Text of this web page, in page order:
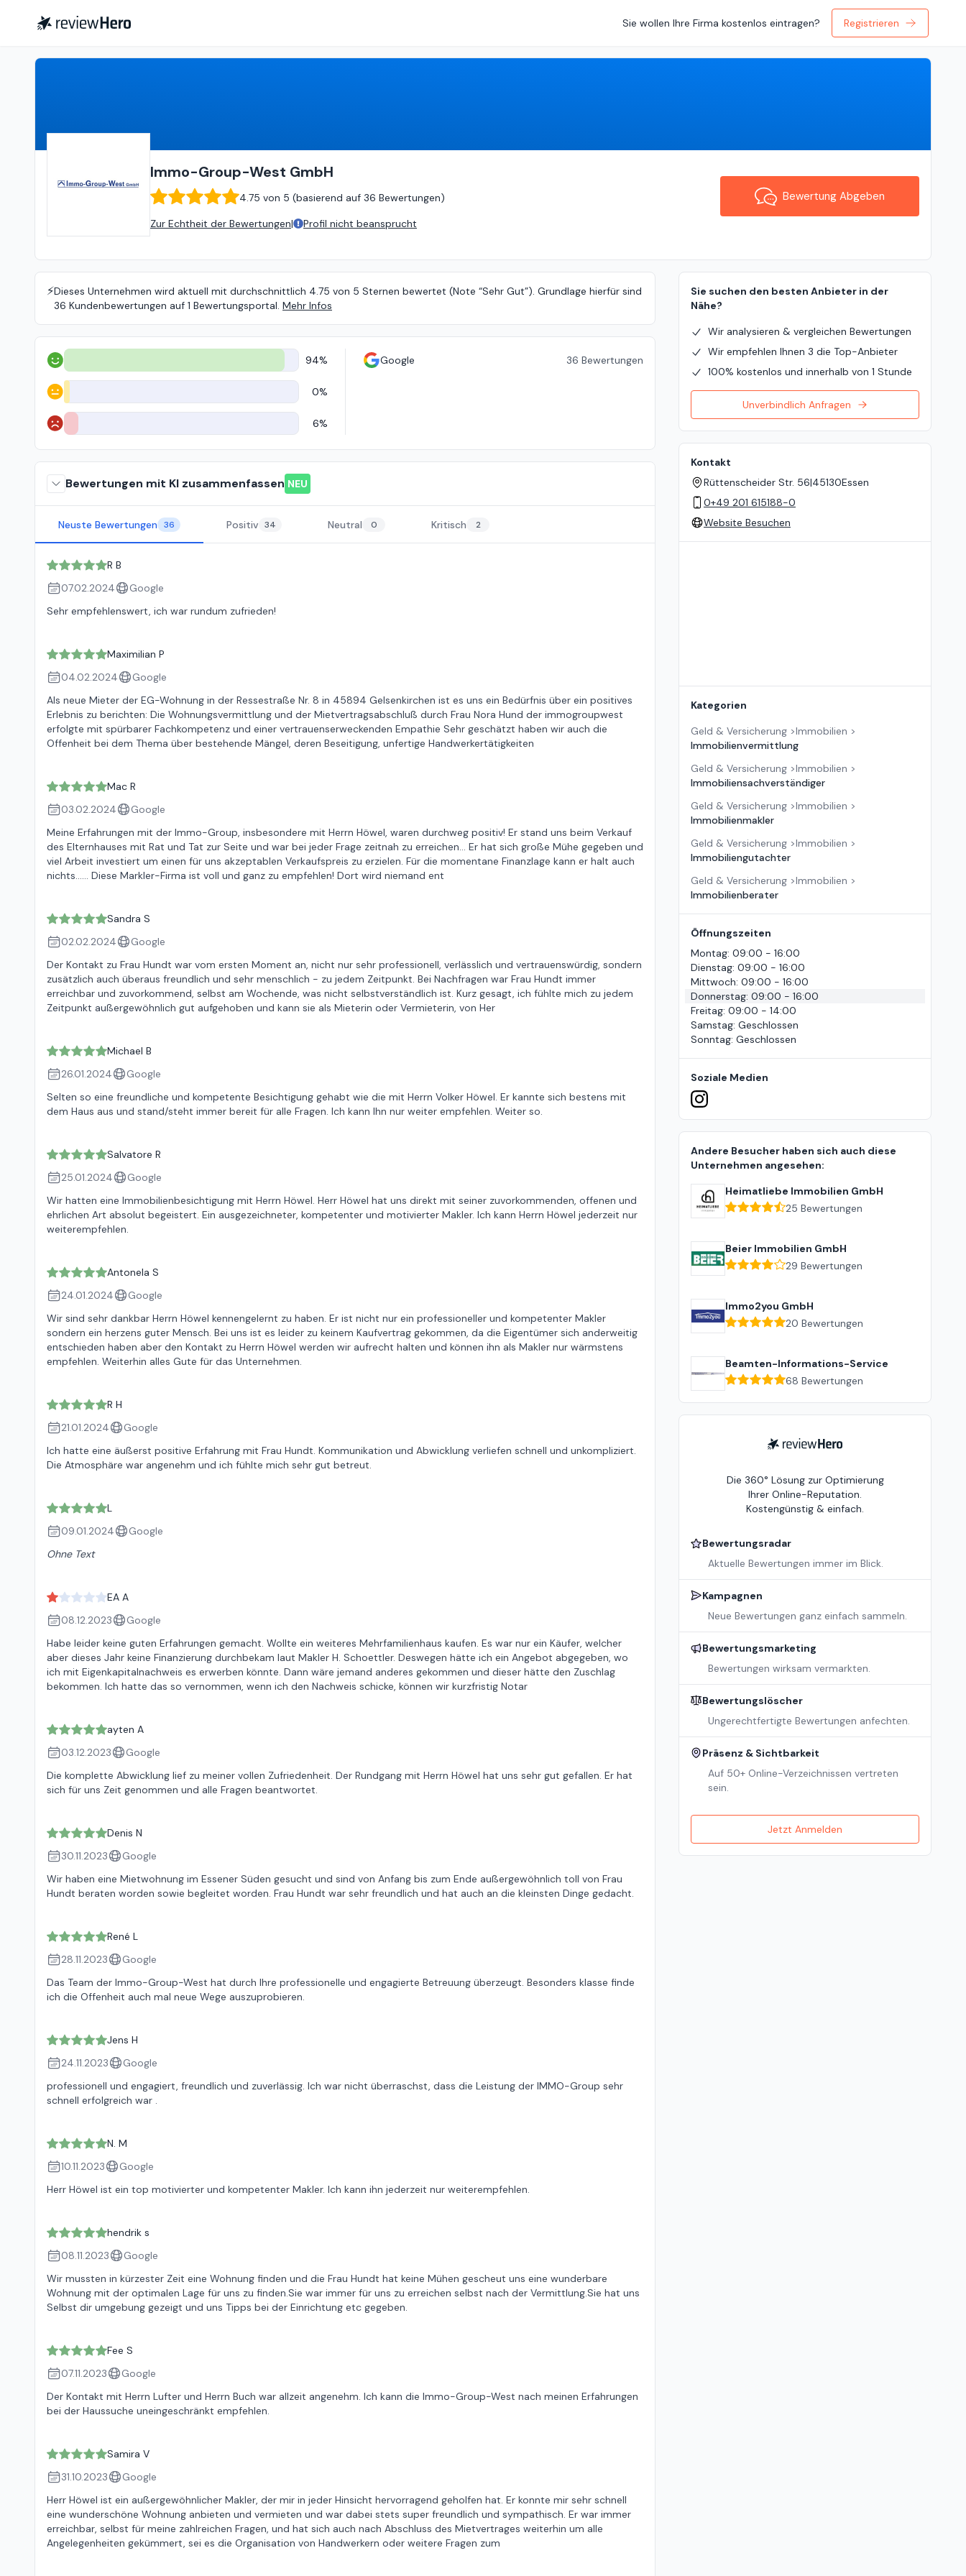
Sie wollen Ihre Firma kostenlos eintragen? Registrieren
Immo-Group-West GmbH
4.75 von 5 (basierend auf 36 Bewertungen)
Zur Echtheit der Bewertungen| Profil nicht beansprucht
Bewertung Abgeben
⚡️Dieses Unternehmen wird aktuell mit durchschnittlich 4.75 von 5 Sternen bewertet (Note “Sehr Gut”). Grundlage hierfür sind
36 Kundenbewertungen auf 1 Bewertungsportal. Mehr Infos
Positiv 94%
Neutral 0%
Negativ 6%
Google 36 Bewertungen
Bewertungen mit KI zusammenfassen NEU
Neuste Bewertungen 36 Positiv 34 Neutral 0 Kritisch 2
R B
07.02.2024
Google
Sehr empfehlenswert, ich war rundum zufrieden!
Maximilian P
04.02.2024
Google
Als neue Mieter der EG-Wohnung in der Ressestraße Nr. 8 in 45894 Gelsenkirchen ist es uns ein Bedürfnis über ein positives
Erlebnis zu berichten: Die Wohnungsvermittlung und der Mietvertragsabschluß durch Frau Nora Hund der immogroupwest
erfolgte mit spürbarer Fachkompetenz und einer vertrauenserweckenden Empathie Sehr geschätzt haben wir auch die
Offenheit bei dem Thema über bestehende Mängel, deren Beseitigung, unfertige Handwerkertätigkeiten
Mac R
03.02.2024
Google
Meine Erfahrungen mit der Immo-Group, insbesondere mit Herrn Höwel, waren durchweg positiv! Er stand uns beim Verkauf
des Elternhauses mit Rat und Tat zur Seite und war bei jeder Frage zeitnah zu erreichen… Er hat sich große Mühe gegeben und
viel Arbeit investiert um einen für uns akzeptablen Verkaufspreis zu erzielen. Für die momentane Finanzlage kann er halt auch
nichts…… Diese Markler-Firma ist voll und ganz zu empfehlen! Dort wird niemand ent
Sandra S
02.02.2024
Google
Der Kontakt zu Frau Hundt war vom ersten Moment an, nicht nur sehr professionell, verlässlich und vertrauenswürdig, sondern
zusätzlich auch überaus freundlich und sehr menschlich - zu jedem Zeitpunkt. Bei Nachfragen war Frau Hundt immer
erreichbar und zuvorkommend, selbst am Wochende, was nicht selbstverständlich ist. Kurz gesagt, ich fühlte mich zu jedem
Zeitpunkt außergewöhnlich gut aufgehoben und kann sie als Mieterin oder Vermieterin, von Her
Michael B
26.01.2024
Google
Selten so eine freundliche und kompetente Besichtigung gehabt wie die mit Herrn Volker Höwel. Er kannte sich bestens mit
dem Haus aus und stand/steht immer bereit für alle Fragen. Ich kann Ihn nur weiter empfehlen. Weiter so.
Salvatore R
25.01.2024
Google
Wir hatten eine Immobilienbesichtigung mit Herrn Höwel. Herr Höwel hat uns direkt mit seiner zuvorkommenden, offenen und
ehrlichen Art absolut begeistert. Ein ausgezeichneter, kompetenter und motivierter Makler. Ich kann Herrn Höwel jederzeit nur
weiterempfehlen.
Antonela S
24.01.2024
Google
Wir sind sehr dankbar Herrn Höwel kennengelernt zu haben. Er ist nicht nur ein professioneller und kompetenter Makler
sondern ein herzens guter Mensch. Bei uns ist es leider zu keinem Kaufvertrag gekommen, da die Eigentümer sich anderweitig
entschieden haben aber den Kontakt zu Herrn Höwel werden wir aufrecht halten und können ihn als Makler nur wärmstens
empfehlen. Weiterhin alles Gute für das Unternehmen.
R H
21.01.2024
Google
Ich hatte eine äußerst positive Erfahrung mit Frau Hundt. Kommunikation und Abwicklung verliefen schnell und unkompliziert.
Die Atmosphäre war angenehm und ich fühlte mich sehr gut betreut.
L
09.01.2024
Google
Ohne Text
EA A
08.12.2023
Google
Habe leider keine guten Erfahrungen gemacht. Wollte ein weiteres Mehrfamilienhaus kaufen. Es war nur ein Käufer, welcher
aber dieses Jahr keine Finanzierung durchbekam laut Makler H. Schoettler. Deswegen hätte ich ein Angebot abgegeben, wo
ich mit Eigenkapitalnachweis es erwerben könnte. Dann wäre jemand anderes gekommen und dieser hätte den Zuschlag
bekommen. Ich hatte das so vernommen, wenn ich den Nachweis schicke, können wir kurzfristig Notar
ayten A
03.12.2023
Google
Die komplette Abwicklung lief zu meiner vollen Zufriedenheit. Der Rundgang mit Herrn Höwel hat uns sehr gut gefallen. Er hat
sich für uns Zeit genommen und alle Fragen beantwortet.
Denis N
30.11.2023
Google
Wir haben eine Mietwohnung im Essener Süden gesucht und sind von Anfang bis zum Ende außergewöhnlich toll von Frau
Hundt beraten worden sowie begleitet worden. Frau Hundt war sehr freundlich und hat auch an die kleinsten Dinge gedacht.
René L
28.11.2023
Google
Das Team der Immo-Group-West hat durch Ihre professionelle und engagierte Betreuung überzeugt. Besonders klasse finde
ich die Offenheit auch mal neue Wege auszuprobieren.
Jens H
24.11.2023
Google
professionell und engagiert, freundlich und zuverlässig. Ich war nicht überraschst, dass die Leistung der IMMO-Group sehr
schnell erfolgreich war .
N. M
10.11.2023
Google
Herr Höwel ist ein top motivierter und kompetenter Makler. Ich kann ihn jederzeit nur weiterempfehlen.
hendrik s
08.11.2023
Google
Wir mussten in kürzester Zeit eine Wohnung finden und die Frau Hundt hat keine Mühen gescheut uns eine wunderbare
Wohnung mit der optimalen Lage für uns zu finden.Sie war immer für uns zu erreichen selbst nach der Vermittlung.Sie hat uns
Selbst dir umgebung gezeigt und uns Tipps bei der Einrichtung etc gegeben.
Fee S
07.11.2023
Google
Der Kontakt mit Herrn Lufter und Herrn Buch war allzeit angenehm. Ich kann die Immo-Group-West nach meinen Erfahrungen
bei der Haussuche uneingeschränkt empfehlen.
Samira V
31.10.2023
Google
Herr Höwel ist ein außergewöhnlicher Makler, der mir in jeder Hinsicht hervorragend geholfen hat. Er konnte mir sehr schnell
eine wunderschöne Wohnung anbieten und vermieten und war dabei stets super freundlich und sympathisch. Er war immer
erreichbar, selbst für meine zahlreichen Fragen, und hat sich auch nach Abschluss des Mietvertrages weiterhin um alle
Angelegenheiten gekümmert, sei es die Organisation von Handwerkern oder weitere Fragen zum
Sie suchen den besten Anbieter in der
Nähe?
Wir analysieren & vergleichen Bewertungen
Wir empfehlen Ihnen 3 die Top-Anbieter
100% kostenlos und innerhalb von 1 Stunde
Unverbindlich Anfragen
Kontakt
Rüttenscheider Str. 56|45130Essen
0+49 201 615188-0
Website Besuchen
Kategorien
Geld & Versicherung >Immobilien >
Immobilienvermittlung
Geld & Versicherung >Immobilien >
Immobiliensachverständiger
Geld & Versicherung >Immobilien >
Immobilienmakler
Geld & Versicherung >Immobilien >
Immobiliengutachter
Geld & Versicherung >Immobilien >
Immobilienberater
Öffnungszeiten
Montag: 09:00 - 16:00
Dienstag: 09:00 - 16:00
Mittwoch: 09:00 - 16:00
Donnerstag: 09:00 - 16:00
Freitag: 09:00 - 14:00
Samstag: Geschlossen
Sonntag: Geschlossen
Soziale Medien
Andere Besucher haben sich auch diese
Unternehmen angesehen:
Heimatliebe Immobilien GmbH
25 Bewertungen
Beier Immobilien GmbH
29 Bewertungen
Immo2you GmbH
20 Bewertungen
Beamten-Informations-Service
68 Bewertungen
ReviewHero
Die 360° Lösung zur Optimierung
Ihrer Online-Reputation.
Kostengünstig & einfach.
Bewertungsradar
Aktuelle Bewertungen immer im Blick.
Kampagnen
Neue Bewertungen ganz einfach sammeln.
Bewertungsmarketing
Bewertungen wirksam vermarkten.
Bewertungslöscher
Ungerechtfertigte Bewertungen anfechten.
Präsenz & Sichtbarkeit
Auf 50+ Online-Verzeichnissen vertreten
sein.
Jetzt Anmelden